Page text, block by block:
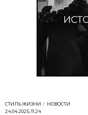
СТИЛЬ ЖИЗНИ
НОВОСТИ
24.04.2025, 11:24